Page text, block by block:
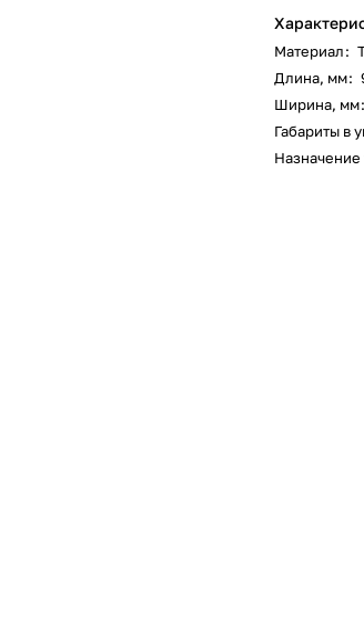
Материал:
Длина, мм:
Ширина, мм:
Габариты в
Назначение